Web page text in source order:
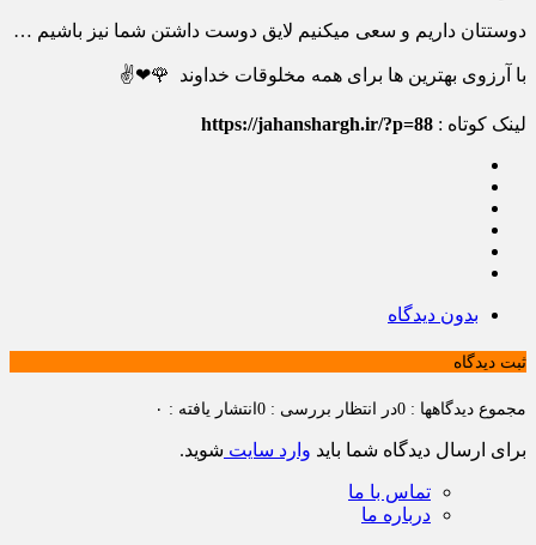
دوستتان داریم و سعی میکنیم لایق دوست داشتن شما نیز باشیم …
با آرزوی بهترین ها برای همه مخلوقات خداوند 🌹❤✌
لینک کوتاه : https://jahanshargh.ir/?p=88
بدون دیدگاه
ثبت دیدگاه
مجموع دیدگاهها : 0 در انتظار بررسی : 0 انتشار یافته : ۰
برای ارسال دیدگاه شما باید وارد سایت شوید.
تماس با ما
درباره ما